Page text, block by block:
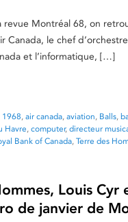
Montréal 68, on
Canada, le chef
et l’informatique, […]
1968, air canada, aviation, Balls,
Havre, computer, directeur
Bank of Canada, Terre des
Louis
de janvier de